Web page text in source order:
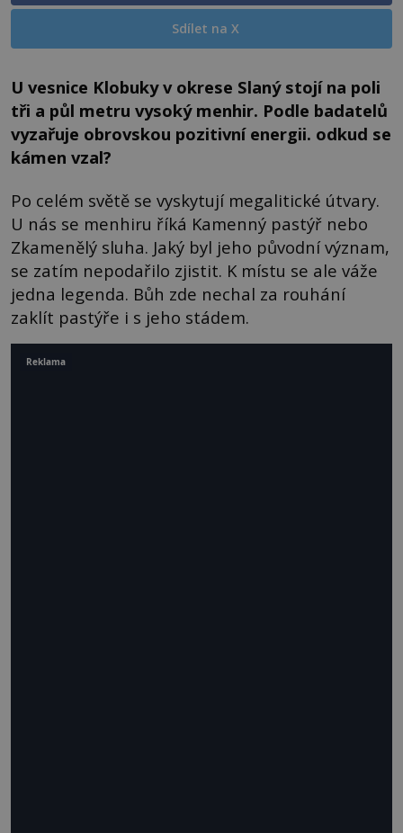
Sdílet na X
U vesnice Klobuky v okrese Slaný stojí na poli
tři a půl metru vysoký menhir. Podle badatelů
vyzařuje obrovskou pozitivní energii. odkud se
kámen vzal?
Po celém světě se vyskytují megalitické útvary.
U nás se menhiru říká Kamenný pastýř nebo
Zkamenělý sluha. Jaký byl jeho původní význam,
se zatím nepodařilo zjistit. K místu se ale váže
jedna legenda. Bůh zde nechal za rouhání
zaklít pastýře i s jeho stádem.
Reklama